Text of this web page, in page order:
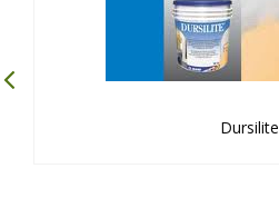
Dursilite